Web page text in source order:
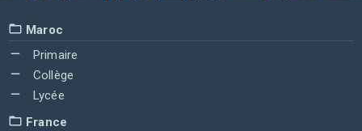
Maroc
Primaire
Collège
Lycée
France